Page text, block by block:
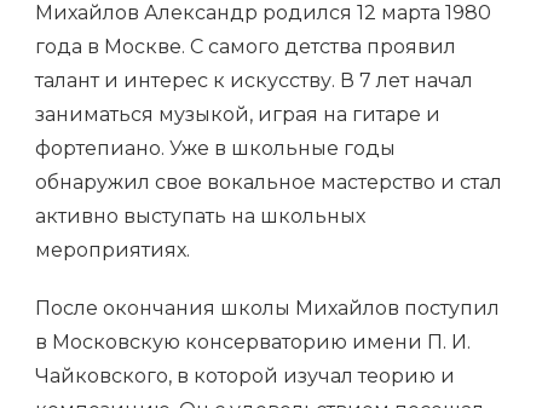
Михайлов Александр родился 12 марта 1980
года в Москве. С самого детства проявил
талант и интерес к искусству. В 7 лет начал
заниматься музыкой, играя на гитаре и
фортепиано. Уже в школьные годы
обнаружил свое вокальное мастерство и стал
активно выступать на школьных
мероприятиях.
После окончания школы Михайлов поступил
в Московскую консерваторию имени П. И.
Чайковского, в которой изучал теорию и